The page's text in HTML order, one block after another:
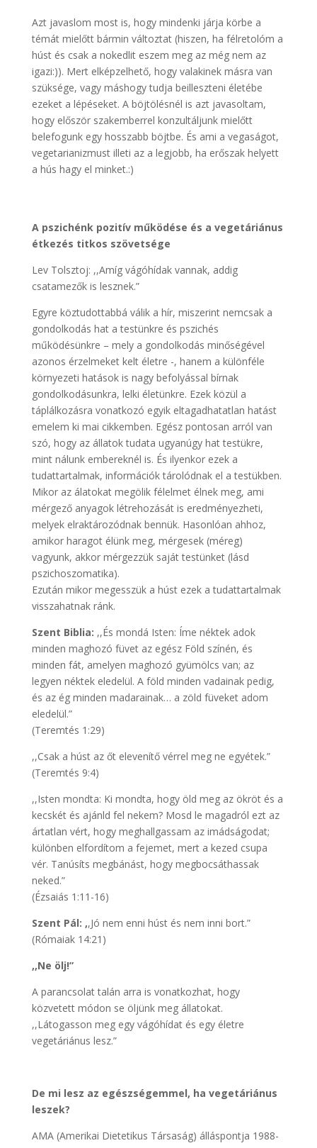
Azt javaslom most is, hogy mindenki járja körbe a
témát mielőtt bármin változtat (hiszen, ha félretolóm a
húst és csak a nokedlit eszem meg az még nem az
igazi:)). Mert elképzelhető, hogy valakinek másra van
szüksége, vagy máshogy tudja beilleszteni életébe
ezeket a lépéseket. A böjtölésnél is azt javasoltam,
hogy először szakemberrel konzultáljunk mielőtt
belefogunk egy hosszabb böjtbe. És ami a vegaságot,
vegetarianizmust illeti az a legjobb, ha erőszak helyett
a hús hagy el minket.:)
A pszichénk pozitív működése és a vegetáriánus
étkezés titkos szövetsége
Lev Tolsztoj: ,,Amíg vágóhídak vannak, addig
csatamezők is lesznek.”
Egyre köztudottabbá válik a hír, miszerint nemcsak a
gondolkodás hat a testünkre és pszichés
működésünkre – mely a gondolkodás minőségével
azonos érzelmeket kelt életre -, hanem a különféle
környezeti hatások is nagy befolyással bírnak
gondolkodásunkra, lelki életünkre. Ezek közül a
táplálkozásra vonatkozó egyik eltagadhatatlan hatást
emelem ki mai cikkemben. Egész pontosan arról van
szó, hogy az állatok tudata ugyanúgy hat testükre,
mint nálunk embereknél is. És ilyenkor ezek a
tudattartalmak, információk tárolódnak el a testükben.
Mikor az álatokat megölik félelmet élnek meg, ami
mérgező anyagok létrehozását is eredményezheti,
melyek elraktározódnak bennük. Hasonlóan ahhoz,
amikor haragot élünk meg, mérgesek (méreg)
vagyunk, akkor mérgezzük saját testünket (lásd
pszichoszomatika).
Ezután mikor megesszük a húst ezek a tudattartalmak
visszahatnak ránk.
Szent Biblia: ,,És mondá Isten: Íme néktek adok
minden maghozó füvet az egész Föld színén, és
minden fát, amelyen maghozó gyümölcs van; az
legyen néktek eledelül. A föld minden vadainak pedig,
és az ég minden madarainak… a zöld füveket adom
eledelül.”
(Teremtés 1:29)
,,Csak a húst az őt elevenítő vérrel meg ne egyétek.”
(Teremtés 9:4)
,,Isten mondta: Ki mondta, hogy öld meg az ökröt és a
kecskét és ajánld fel nekem? Mosd le magadról ezt az
ártatlan vért, hogy meghallgassam az imádságodat;
különben elfordítom a fejemet, mert a kezed csupa
vér. Tanúsíts megbánást, hogy megbocsáthassak
neked.”
(Ézsaiás 1:11-16)
Szent Pál: ,,Jó nem enni húst és nem inni bort.”
(Rómaiak 14:21)
,,Ne ölj!”
A parancsolat talán arra is vonatkozhat, hogy
közvetett módon se öljünk meg állatokat.
,,Látogasson meg egy vágóhídat és egy életre
vegetáriánus lesz.”
De mi lesz az egészségemmel, ha vegetáriánus
leszek?
AMA (Amerikai Dietetikus Társaság) álláspontja 1988-